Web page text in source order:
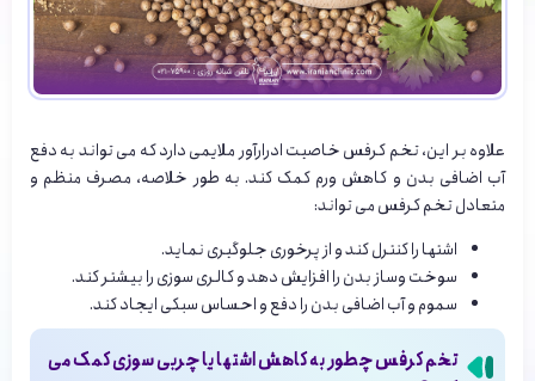
علاوه بر این، تخم کرفس خاصیت ادرارآور ملایمی دارد که می تواند به دفع
آب اضافی بدن و کاهش ورم کمک کند. به طور خلاصه، مصرف منظم و
متعادل تخم کرفس می تواند:
اشتها را کنترل کند و از پرخوری جلوگیری نماید.
سوخت وساز بدن را افزایش دهد و کالری سوزی را بیشتر کند.
سموم و آب اضافی بدن را دفع و احساس سبکی ایجاد کند.
تخم کرفس چطور به کاهش اشتها یا چربی سوزی کمک می